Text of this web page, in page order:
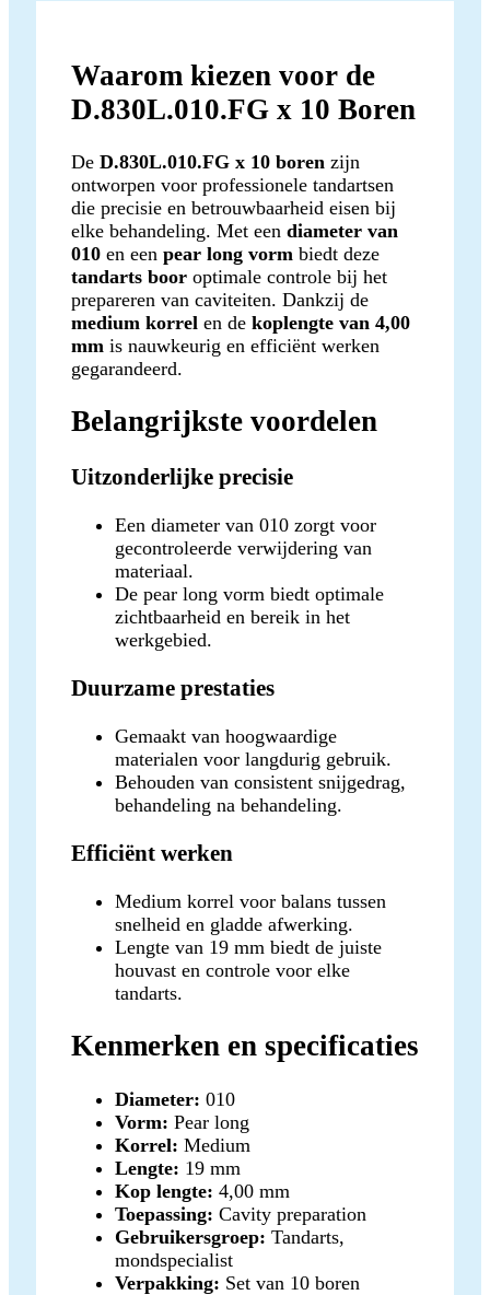
Waarom kiezen voor de
D.830L.010.FG x 10 Boren
De D.830L.010.FG x 10 boren zijn
ontworpen voor professionele tandartsen
die precisie en betrouwbaarheid eisen bij
elke behandeling. Met een diameter van
010 en een pear long vorm biedt deze
tandarts boor optimale controle bij het
prepareren van caviteiten. Dankzij de
medium korrel en de koplengte van 4,00
mm is nauwkeurig en efficiënt werken
gegarandeerd.
Belangrijkste voordelen
Uitzonderlijke precisie
Een diameter van 010 zorgt voor
gecontroleerde verwijdering van
materiaal.
De pear long vorm biedt optimale
zichtbaarheid en bereik in het
werkgebied.
Duurzame prestaties
Gemaakt van hoogwaardige
materialen voor langdurig gebruik.
Behouden van consistent snijgedrag,
behandeling na behandeling.
Efficiënt werken
Medium korrel voor balans tussen
snelheid en gladde afwerking.
Lengte van 19 mm biedt de juiste
houvast en controle voor elke
tandarts.
Kenmerken en specificaties
Diameter: 010
Vorm: Pear long
Korrel: Medium
Lengte: 19 mm
Kop lengte: 4,00 mm
Toepassing: Cavity preparation
Gebruikersgroep: Tandarts,
mondspecialist
Verpakking: Set van 10 boren